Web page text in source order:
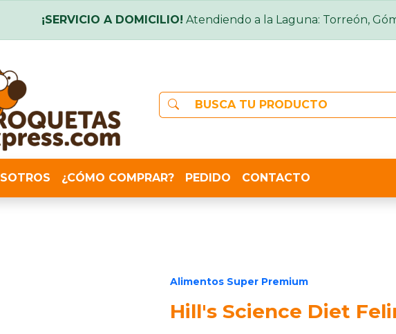
¡SERVICIO A DOMICILIO! Atendiendo a la Laguna: Torreón,
¿CÓMO COMPRAR? PEDIDO CONTACTO
Alimentos Super Premium
Hill's Science Diet